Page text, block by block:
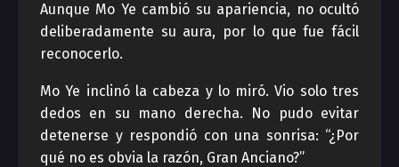
Aunque Mo Ye cambió su apariencia, no ocultó
deliberadamente su aura, por lo que fue fácil
reconocerlo.
Mo Ye inclinó la cabeza y lo miró. Vio solo tres
dedos en su mano derecha. No pudo evitar
detenerse y respondió con una sonrisa: “¿Por
qué no es obvia la razón, Gran Anciano?”